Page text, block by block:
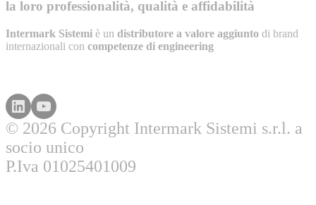
la loro professionalità, qualità e affidabilità
Intermark Sistemi è un distributore a valore aggiunto di brand
internazionali con competenze di engineering
© 2026 Copyright Intermark Sistemi s.r.l. a
socio unico
P.Iva 01025401009